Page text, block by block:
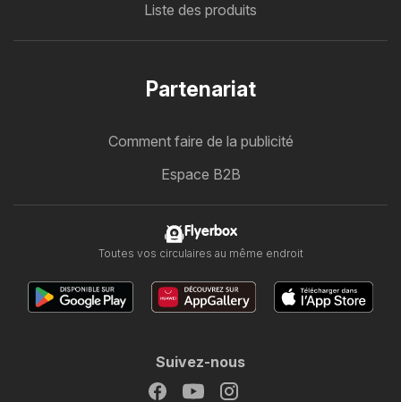
Liste des produits
Partenariat
Comment faire de la publicité
Espace B2B
Flyerbox
Toutes vos circulaires au même endroit
Suivez-nous